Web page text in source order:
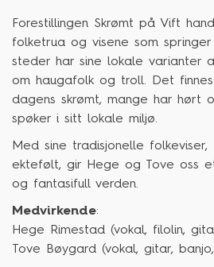
Forestillingen Skrømt på Vift
folketrua og visene som
steder har sine lokale varianter
om haugafolk og troll. Det
dagens skrømt, mange har hørt
spøker i sitt lokale miljø.
Med sine tradisjonelle
ektefølt, gir Hege og Tove oss
og fantasifull verden.
Medvirkende:
Hege Rimestad (vokal, filolin,
Tove Bøygard (vokal, gitar,